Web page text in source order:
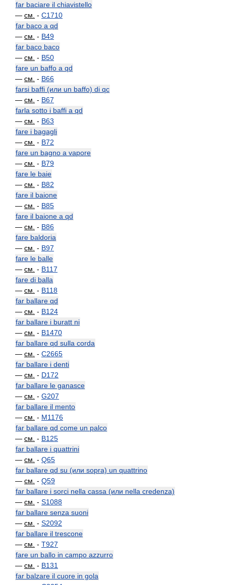
far baciare il chiavistello
— см. - C1710
far baco a qd
— см. - B49
far baco baco
— см. - B50
fare un baffo a qd
— см. - B66
farsi baffi (или un baffo) di qc
— см. - B67
farla sotto i baffi a qd
— см. - B63
fare i bagagli
— см. - B72
fare un bagno a vapore
— см. - B79
fare le baie
— см. - B82
fare il baione
— см. - B85
fare il baione a qd
— см. - B86
fare baldoria
— см. - B97
fare le balle
— см. - B117
fare di balla
— см. - B118
far ballare qd
— см. - B124
far ballare i buratt ni
— см. - B1470
far ballare qd sulla corda
— см. - C2665
far ballare i denti
— см. - D172
far ballare le ganasce
— см. - G207
far ballare il mento
— см. - M1176
far ballare qd come un palco
— см. - B125
far ballare i quattrini
— см. - Q65
far ballare qd su (или sopra) un quattrino
— см. - Q59
far ballare i sorci nella cassa (или nella credenza)
— см. - S1088
far ballare senza suoni
— см. - S2092
far ballare il trescone
— см. - T927
fare un ballo in campo azzurro
— см. - B131
far balzare il cuore in gola